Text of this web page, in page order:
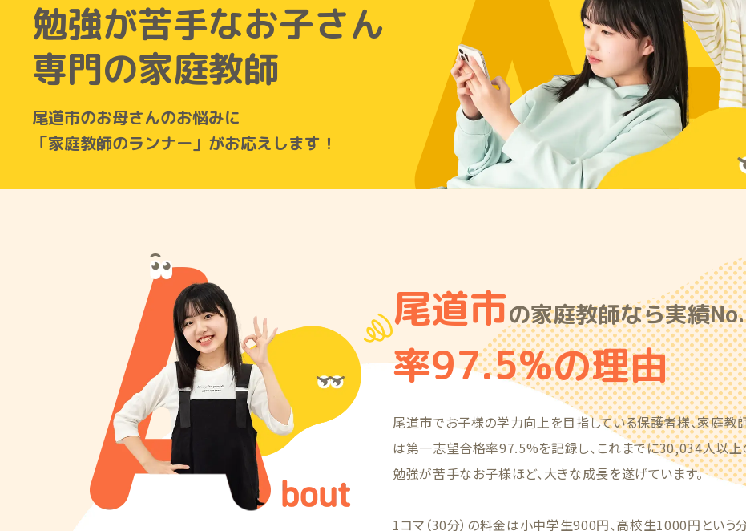
勉強が苦手なお子さん
専門の家庭教師
尾道市のお母さんのお悩みに
「家庭教師のランナー」がお応えします！
尾道市の家庭教師なら実績
率97.5%の理由
尾道市でお子様の学力向上を目指している保護者様、家庭教
は第一志望合格率97.5%を記録し、これまでに30,034人以上
勉強が苦手なお子様ほど、大きな成長を遂げています。
1コマ（30分）の料金は小中学生900円、高校生1000円という